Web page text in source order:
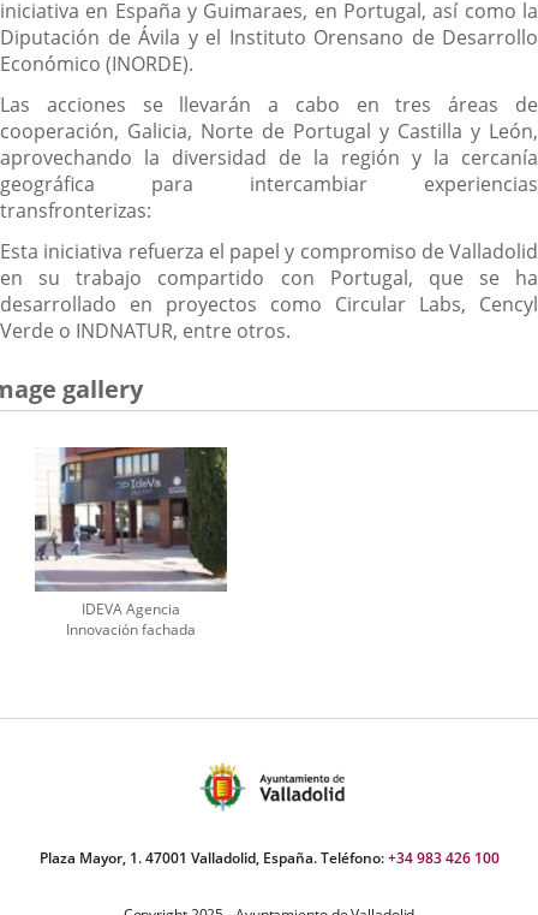
iniciativa en España y Guimaraes, en Portugal, así como la
Diputación de Ávila y el Instituto Orensano de Desarrollo
Económico (INORDE).
Las acciones se llevarán a cabo en tres áreas de
cooperación, Galicia, Norte de Portugal y Castilla y León,
aprovechando la diversidad de la región y la cercanía
geográfica para intercambiar experiencias
transfronterizas:
Esta iniciativa refuerza el papel y compromiso de Valladolid
en su trabajo compartido con Portugal, que se ha
desarrollado en proyectos como Circular Labs, Cencyl
Verde o INDNATUR, entre otros.
gallery
IDEVA Agencia
Innovación fachada
Plaza Mayor, 1. 47001 Valladolid, España. Teléfono:+34 983 426 100